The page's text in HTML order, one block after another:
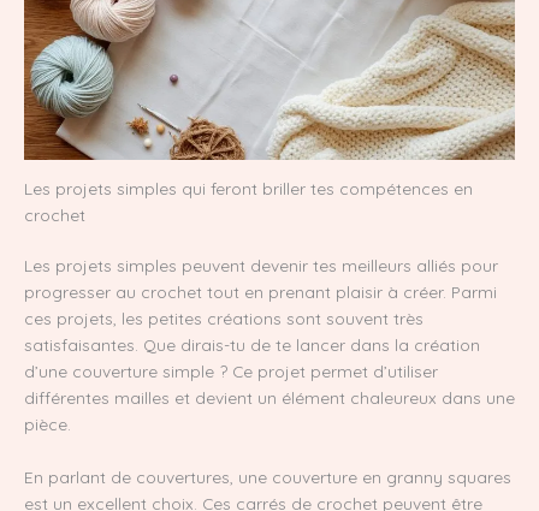
Les projets simples qui feront briller tes compétences en
crochet
Les projets simples peuvent devenir tes meilleurs alliés pour
progresser au crochet tout en prenant plaisir à créer. Parmi
ces projets, les petites créations sont souvent très
satisfaisantes. Que dirais-tu de te lancer dans la création
d’une couverture simple ? Ce projet permet d’utiliser
différentes mailles et devient un élément chaleureux dans une
pièce.
En parlant de couvertures, une couverture en granny squares
est un excellent choix. Ces carrés de crochet peuvent être